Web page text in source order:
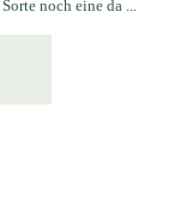
noch eine da ...